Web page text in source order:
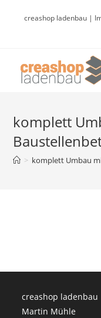
creashop ladenbau |
komplett
> komplett Umbau
creashop ladenbau
Martin Mühle